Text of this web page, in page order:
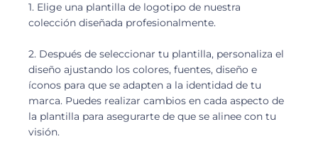
1. Elige una plantilla de logotipo de nuestra
colección diseñada profesionalmente.
2. Después de seleccionar tu plantilla, personaliza el
diseño ajustando los colores, fuentes, diseño e
íconos para que se adapten a la identidad de tu
marca. Puedes realizar cambios en cada aspecto de
la plantilla para asegurarte de que se alinee con tu
visión.